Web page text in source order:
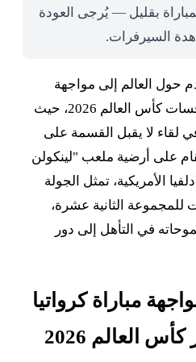
بقليل — يُرجى العودة
السيرفرات.
حول العالم إلى مواجهة
مرتقبة وحاسمة ضمن منافسات كأس العالم 2026، حيث
في لقاء لا يقبل القسمة على
تقام على أرضية ملعب "لينكولن
الأمريكية، تمثل الجولة
للمجموعة الثانية عشرة،
في التأهل إلى دور
مباراة كرواتيا
العالم 2026